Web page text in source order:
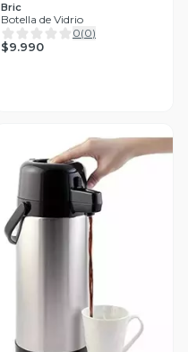
Bric
Botella de Vidrio
0(0)
$9.990